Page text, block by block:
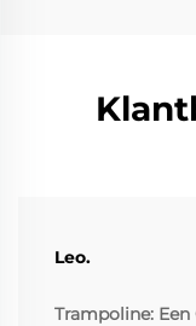
Leo.
Trampoline: